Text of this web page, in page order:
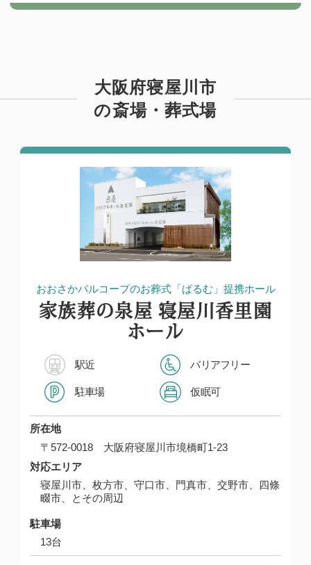
大阪府寝屋川市
の斎場・葬式場
おおさかパルコープのお葬式「ぱるむ」提携ホール
家族葬の泉屋 寝屋川香里園
ホール
駅近 バリアフリー
駐車場 仮眠可
所在地
〒572-0018 大阪府寝屋川市境橋町1-23
対応エリア
寝屋川市、枚方市、守口市、門真市、交野市、四條
畷市、とその周辺
駐車場
13台